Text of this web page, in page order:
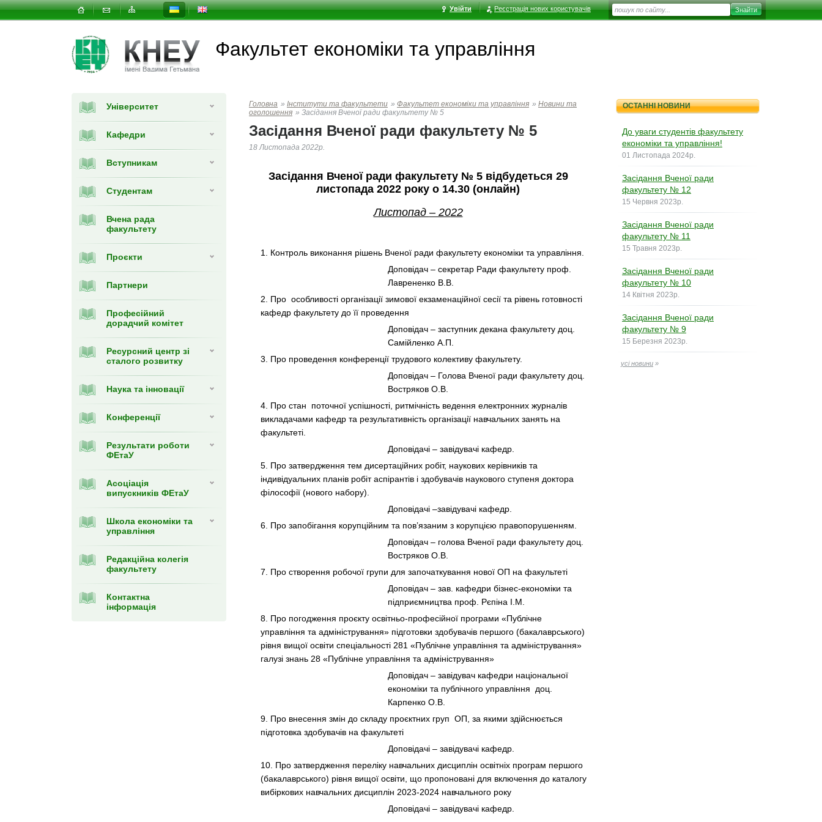
Увійти Реєстрація нових користувачів
Факультет економiки та управлiння
Університет
Кафедри
Вступникам
Студентам
Вчена рада
факультету
Проєкти
Партнери
Професійний
дорадчий комітет
Ресурсний центр зі
сталого розвитку
Наука та інновації
Конференції
Результати роботи
ФЕтаУ
Асоціація
випускників ФЕтаУ
Школа економіки та
управління
Редакційна колегія
факультету
Контактна
інформація
Головна » Інститути та факультети » Факультет економiки та управлiння » Новини та
оголошення » Засідання Вченої ради факультету № 5
Засідання Вченої ради факультету № 5
18 Листопада 2022р.
Засідання Вченої ради факультету № 5 відбудеться 29
листопада 2022 року о 14.30 (онлайн)
Листопад – 2022
1. Контроль виконання рішень Вченої ради факультету економіки та управління.
Доповідач – секретар Ради факультету проф.
Лаврененко В.В.
2. Про особливості організації зимової екзаменаційної сесії та рівень готовності
кафедр факультету до її проведення
Доповідач – заступник декана факультету доц.
Самійленко А.П.
3. Про проведення конференції трудового колективу факультету.
Доповідач – Голова Вченої ради факультету доц.
Востряков О.В.
4. Про стан поточної успішності, ритмічність ведення електронних журналів
викладачами кафедр та результативність організації навчальних занять на
факультеті.
Доповідачі – завідувачі кафедр.
5. Про затвердження тем дисертаційних робіт, наукових керівників та
індивідуальних планів робіт аспірантів і здобувачів наукового ступеня доктора
філософії (нового набору).
Доповідачі –завідувачі кафедр.
6. Про запобігання корупційним та пов’язаним з корупцією правопорушенням.
Доповідач – голова Вченої ради факультету доц.
Востряков О.В.
7. Про створення робочої групи для започаткування нової ОП на факультеті
Доповідач – зав. кафедри бізнес-економіки та
підприємництва проф. Рєпіна І.М.
8. Про погодження проєкту освітньо-професійної програми «Публічне
управління та адміністрування» підготовки здобувачів першого (бакалаврського)
рівня вищої освіти спеціальності 281 «Публічне управління та адміністрування»
галузі знань 28 «Публічне управління та адміністрування»
Доповідач – завідувач кафедри національної
економіки та публічного управління доц.
Карпенко О.В.
9. Про внесення змін до складу проєктних груп ОП, за якими здійснюється
підготовка здобувачів на факультеті
Доповідачі – завідувачі кафедр.
10. Про затвердження переліку навчальних дисциплін освітніх програм першого
(бакалаврського) рівня вищої освіти, що пропоновані для включення до каталогу
вибіркових навчальних дисциплін 2023-2024 навчального року
Доповідачі – завідувачі кафедр.
ОСТАННІ НОВИНИ
До уваги студентів факультету
економіки та управління!
01 Листопада 2024р.
Засідання Вченої ради
факультету № 12
15 Червня 2023р.
Засідання Вченої ради
факультету № 11
15 Травня 2023р.
Засідання Вченої ради
факультету № 10
14 Квітня 2023р.
Засідання Вченої ради
факультету № 9
15 Березня 2023р.
усі новини »